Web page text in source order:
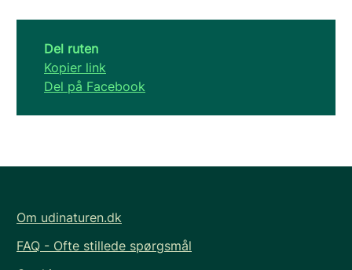
Del ruten
Kopier link
Del på Facebook
Om udinaturen.dk
FAQ - Ofte stillede spørgsmål